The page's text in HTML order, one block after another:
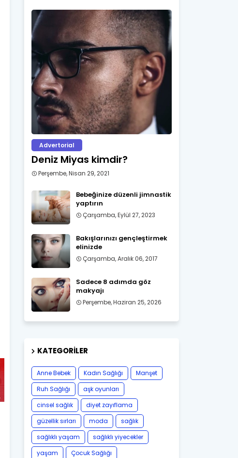
Advertorial
Deniz Miyas kimdir?
Perşembe, Nisan 29, 2021
Bebeğinize düzenli jimnastik
yaptırın
Çarşamba, Eylül 27, 2023
Bakışlarınızı gençleştirmek
elinizde
Çarşamba, Aralık 06, 2017
Sadece 8 adımda göz
makyajı
Perşembe, Haziran 25, 2026
KATEGORILER
Anne Bebek Kadın Sağlığı
Manşet
Ruh Sağlığı
aşk oyunları
cinsel sağlık
diyet zayıflama
güzellik sırları
moda
sağlık
sağlıklı yaşam
sağlıklı yiyecekler
yaşam
Çocuk Sağlığı